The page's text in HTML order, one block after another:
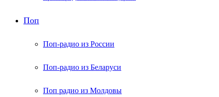
Поп
Поп-радио из России
Поп-радио из Беларуси
Поп радио из Молдовы